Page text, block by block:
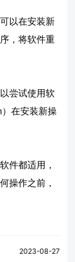
以在安装新
，将软件重
尝试使用软
在安装新操
件都适用，
操作之前，
2023-08-27